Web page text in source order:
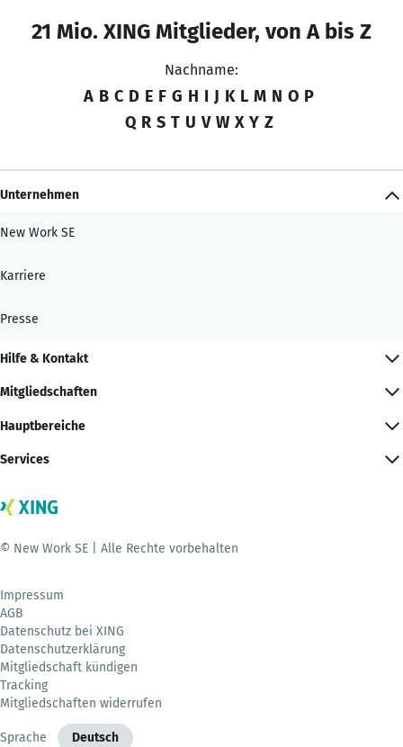
21 Mio. XING Mitglieder, von A bis Z
Nachname:
A B C D E F G H I J K L M N O P
Q R S T U V W X Y Z
Unternehmen
New Work SE
Karriere
Presse
Hilfe & Kontakt
Mitgliedschaften
Hauptbereiche
Services
© New Work SE | Alle Rechte vorbehalten
Impressum
AGB
Datenschutz bei XING
Datenschutzerklärung
Mitgliedschaft kündigen
Tracking
Mitgliedschaften widerrufen
Sprache Deutsch